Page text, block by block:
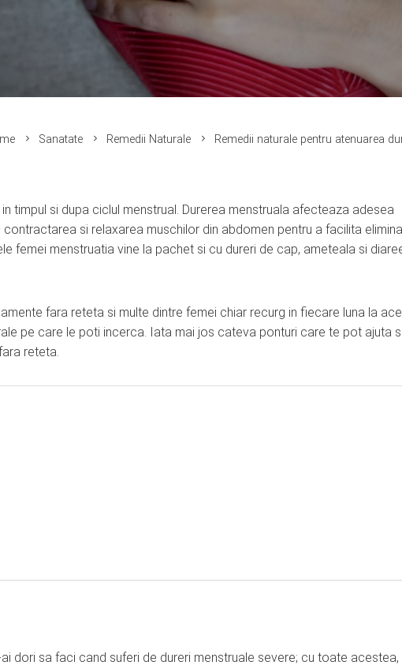
Sanatate Remedii Naturale Remedii naturale pentru atenuarea
timpul si dupa ciclul menstrual. Durerea menstruala afecteaza adesea
si relaxarea muschilor din abdomen pentru a facilita
femei menstruatia vine la pachet si cu dureri de cap, ameteala si
fara reteta si multe dintre femei chiar recurg in fiecare luna la
pe care le poti incerca. Iata mai jos cateva ponturi care te pot ajuta
reteta.
dori sa faci cand suferi de dureri menstruale severe; cu toate acestea,